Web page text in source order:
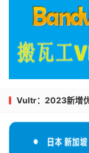
Vultr：2023新增